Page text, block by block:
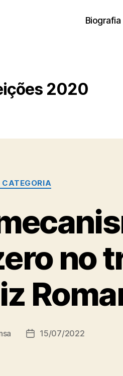
Biografia
2020
Categorias
CATEGORIA
no
Data15/07/2022